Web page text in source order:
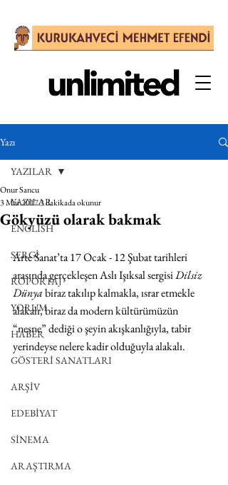
Yazı
YAZILAR
ENGLISH
SERGİ
RÖPORTAJ
YORUM
HABER
GÖSTERİ SANATLARI
ARŞİV
EDEBİYAT
SİNEMA
ARAŞTIRMA
YAZILAR
Gökyüzü olarak bakmak
Onur Sancu
3 Mar 20173 dakikada okunur
Arte Sanat’ta 17 Ocak - 12 Şubat tarihleri
arasında gerçekleşen Aslı Işıksal sergisi Dilsiz
Dünya biraz takılıp kalmakla, ısrar etmekle
alakalı, biraz da modern kültürümüzün
“nesne” dediği o şeyin akışkanlığıyla, tabir
yerindeyse nelere kadir olduğuyla alakalı.